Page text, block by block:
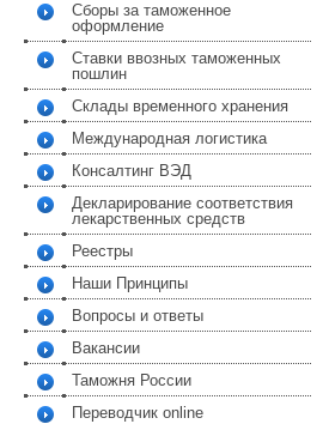
Сборы за таможенное
оформление
Ставки ввозных таможенных
пошлин
Склады временного хранения
Международная логистика
Консалтинг ВЭД
Декларирование соответствия
лекарственных средств
Реестры
Наши Принципы
Вопросы и ответы
Вакансии
Таможня России
Переводчик online